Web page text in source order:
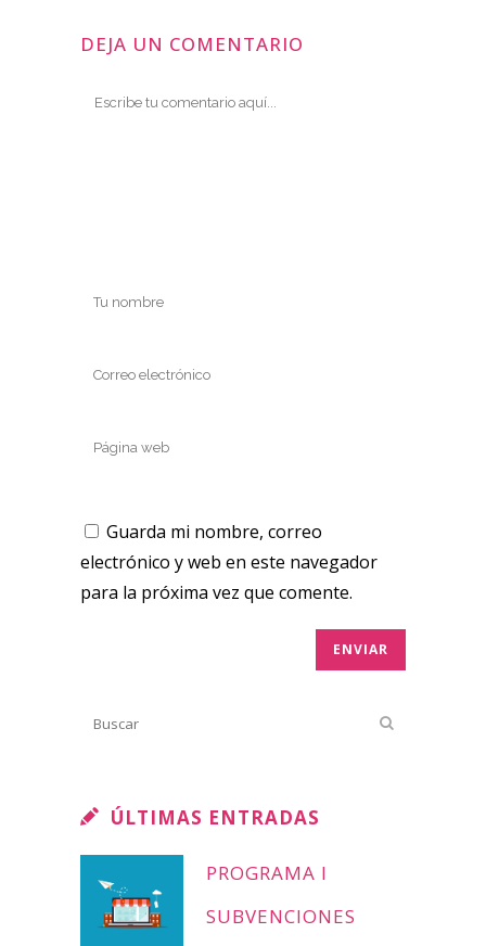
DEJA UN COMENTARIO
Guarda mi nombre, correo
electrónico y web en este navegador
para la próxima vez que comente.
ÚLTIMAS ENTRADAS
PROGRAMA I
SUBVENCIONES